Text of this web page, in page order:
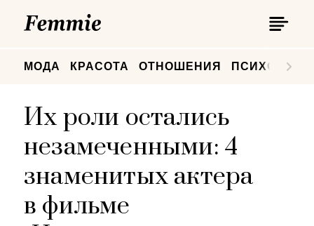
МОДА КРАСОТА ОТНОШЕНИЯ
Их роли остались
незамеченными: 4
знаменитых актера
в фильме